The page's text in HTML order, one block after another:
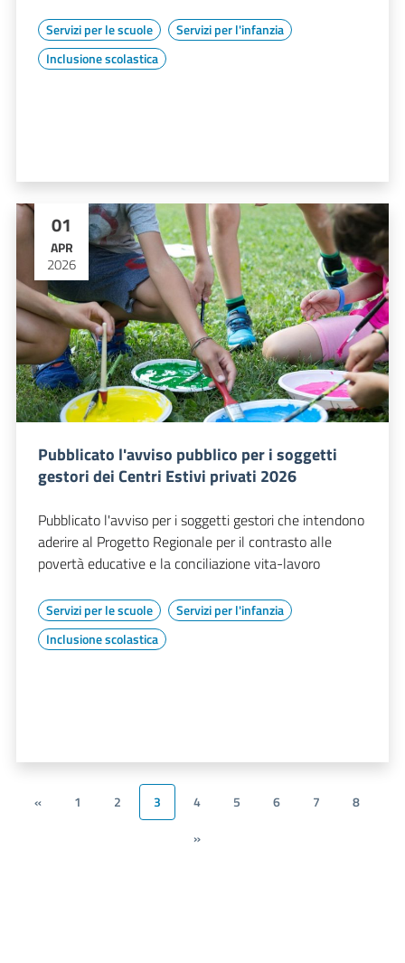
Servizi per le scuole
Servizi per l'infanzia
Inclusione scolastica
01
APR
2026
Pubblicato l'avviso pubblico per i soggetti
gestori dei Centri Estivi privati 2026
Pubblicato l'avviso per i soggetti gestori che intendono
aderire al Progetto Regionale per il contrasto alle
povertà educative e la conciliazione vita-lavoro
Servizi per le scuole
Servizi per l'infanzia
Inclusione scolastica
« 1 2 3 4 5 6 7
8
»